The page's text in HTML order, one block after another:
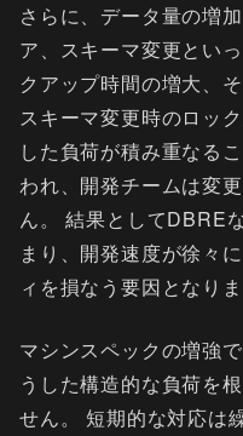
さらに、データ量の増
ア、スキーマ変更とい
クアップ時間の増大、
スキーマ変更時のロッ
した負荷が積み重なる
われ、開発チームは変
ん。 結果としてDBRE
まり、開発速度が徐々
ィを損なう要因となりま
マシンスペックの増強
うした構造的な負荷を
せん。 短期的な対応は